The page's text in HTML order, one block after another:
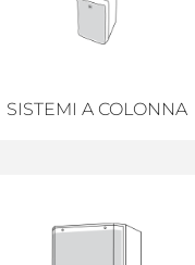
SISTEMI A COLONNA